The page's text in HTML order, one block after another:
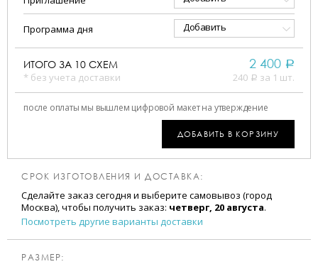
Программа дня Добавить
ИТОГО ЗА 10 СХЕМ
* без учета доставки
2 400 a
240 a за 1 шт.
после оплаты мы вышлем цифровой макет на утверждение
ДОБАВИТЬ В КОРЗИНУ
СРОК ИЗГОТОВЛЕНИЯ И ДОСТАВКА:
Сделайте заказ сегодня и выберите самовывоз (город
Москва), чтобы получить заказ: четверг, 20 августа.
Посмотреть другие варианты доставки
РАЗМЕР: